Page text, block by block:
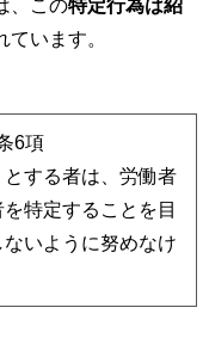
、この特定行為は紹
ています。
6項
する者は、労働者
特定することを目
いように努めなけ